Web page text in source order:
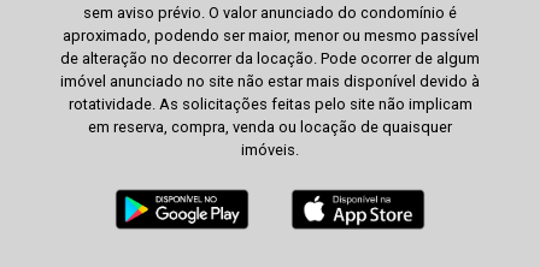
sem aviso prévio. O valor anunciado do condomínio é
aproximado, podendo ser maior, menor ou mesmo passível
de alteração no decorrer da locação. Pode ocorrer de algum
imóvel anunciado no site não estar mais disponível devido à
rotatividade. As solicitações feitas pelo site não implicam
em reserva, compra, venda ou locação de quaisquer
imóveis.